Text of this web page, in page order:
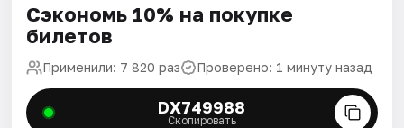
Сэкономь 10% на покупке
билетов
Применили: 7 820 раз Проверено: 1 минуту назад
DX749988
Скопировать